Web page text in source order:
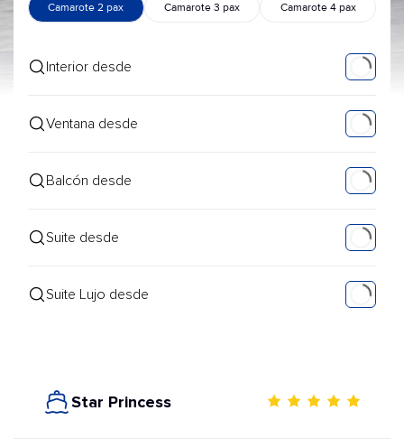
Camarote 2 pax Camarote 3 pax Camarote 4 pax
Interior desde
Ventana desde
Balcón desde
Suite desde
Suite Lujo desde
Star Princess